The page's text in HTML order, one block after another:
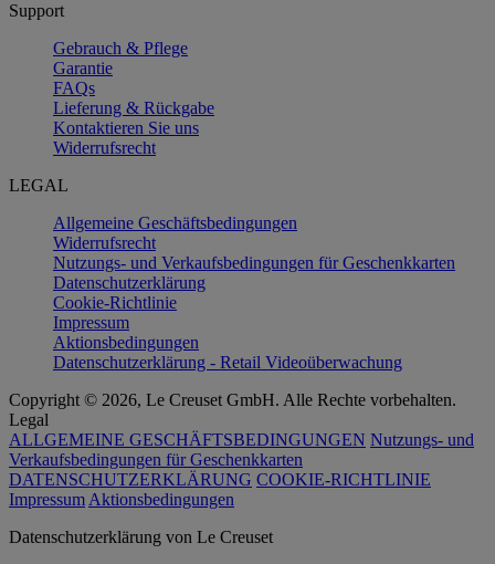
Support
Gebrauch & Pflege
Garantie
FAQs
Lieferung & Rückgabe
Kontaktieren Sie uns
Widerrufsrecht
LEGAL
Allgemeine Geschäftsbedingungen
Widerrufsrecht
Nutzungs- und Verkaufsbedingungen für Geschenkkarten
Datenschutzerklärung
Cookie-Richtlinie
Impressum
Aktionsbedingungen
Datenschutzerklärung - Retail Videoüberwachung
Copyright © 2026, Le Creuset GmbH. Alle Rechte vorbehalten.
Legal
ALLGEMEINE GESCHÄFTSBEDINGUNGEN Nutzungs- und
Verkaufsbedingungen für Geschenkkarten
DATENSCHUTZERKLÄRUNG COOKIE-RICHTLINIE
ImpressumAktionsbedingungen
Datenschutz­erklärung von Le Creuset